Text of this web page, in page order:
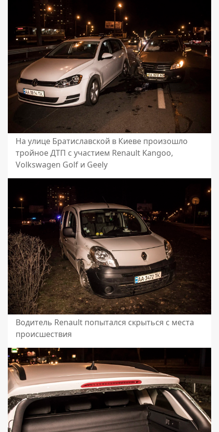
На улице Братиславской в Киеве произошло
тройное ДТП с участием Renault Kangoo,
Volkswagen Golf и Geely
Водитель Renault попытался скрыться с места
происшествия